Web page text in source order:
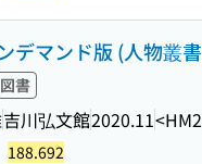
デマンド版 (人物叢
図書
吉川弘文館2020.11
188.692